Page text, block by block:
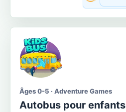
Âges 0-5 · Adventure Games
Autobus pour enfants